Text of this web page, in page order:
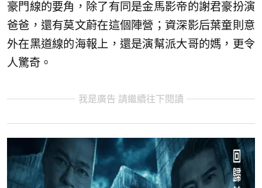
豪門線的要角，除了有同是金馬影帝的謝君豪扮演
爸爸，還有莫文蔚在這個陣營；資深影后葉童則意
外在黑道線的海報上，還是演幫派大哥的媽，更令
人驚奇。
我是廣告 請繼續往下閱讀